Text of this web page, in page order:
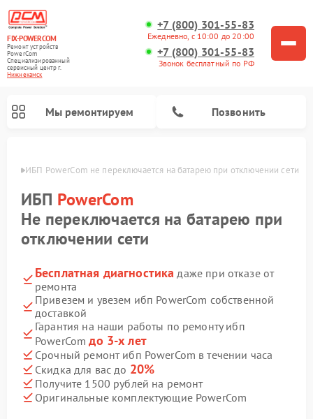
FIX-POWERCOM
Ремонт устройств
PowerCom
Специализированный
cервисный центр г.
Нижнекамск
+7 (800) 301-55-83
Ежедневно, с 10:00 до 20:00
+7 (800) 301-55-83
Звонок бесплатный по РФ
Мы ремонтируем Позвонить
ИБП PowerCom не переключается на батарею при отключении сети
ИБП PowerCom
Не переключается на батарею при
отключении сети
Бесплатная диагностика даже при отказе от
ремонта
Привезем и увезем ибп PowerCom собственной
доставкой
Гарантия на наши работы по ремонту ибп
PowerComдо 3-х лет
Срочный ремонт ибп PowerCom в течении часа
Скидка для вас до 20%
Получите 1500 рублей на ремонт
Оригинальные комплектующие PowerCom